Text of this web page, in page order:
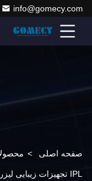
info@gomecy.com
صفحه اصلی >